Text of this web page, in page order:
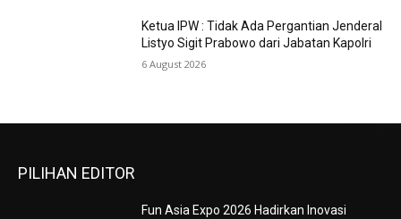
Ketua IPW : Tidak Ada Pergantian Jenderal
Listyo Sigit Prabowo dari Jabatan Kapolri
6 August 2026
PILIHAN EDITOR
Fun Asia Expo 2026 Hadirkan Inovasi